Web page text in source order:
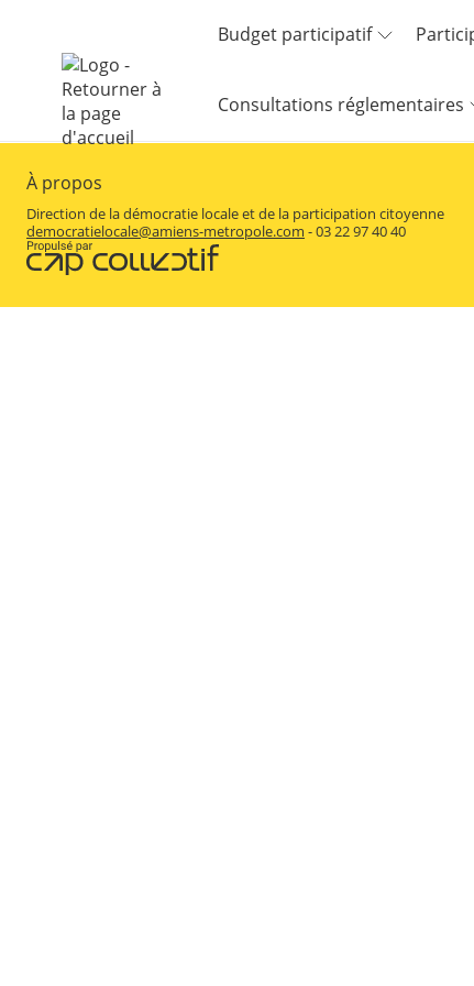
Aller au contenu
Budget participatif
Consultations réglementaires
À propos
Direction de la démocratie locale et de la participation citoyenne
democratielocale@amiens-metropole.com - 03 22 97 40 40